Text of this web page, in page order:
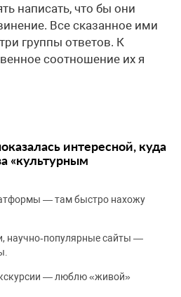
написать, что бы они
Все сказанное ими
группы ответов. К
соотношение их я
интересной, куда
«культурным
— там быстро нахожу
научно‑популярные сайты —
— люблю «живой»